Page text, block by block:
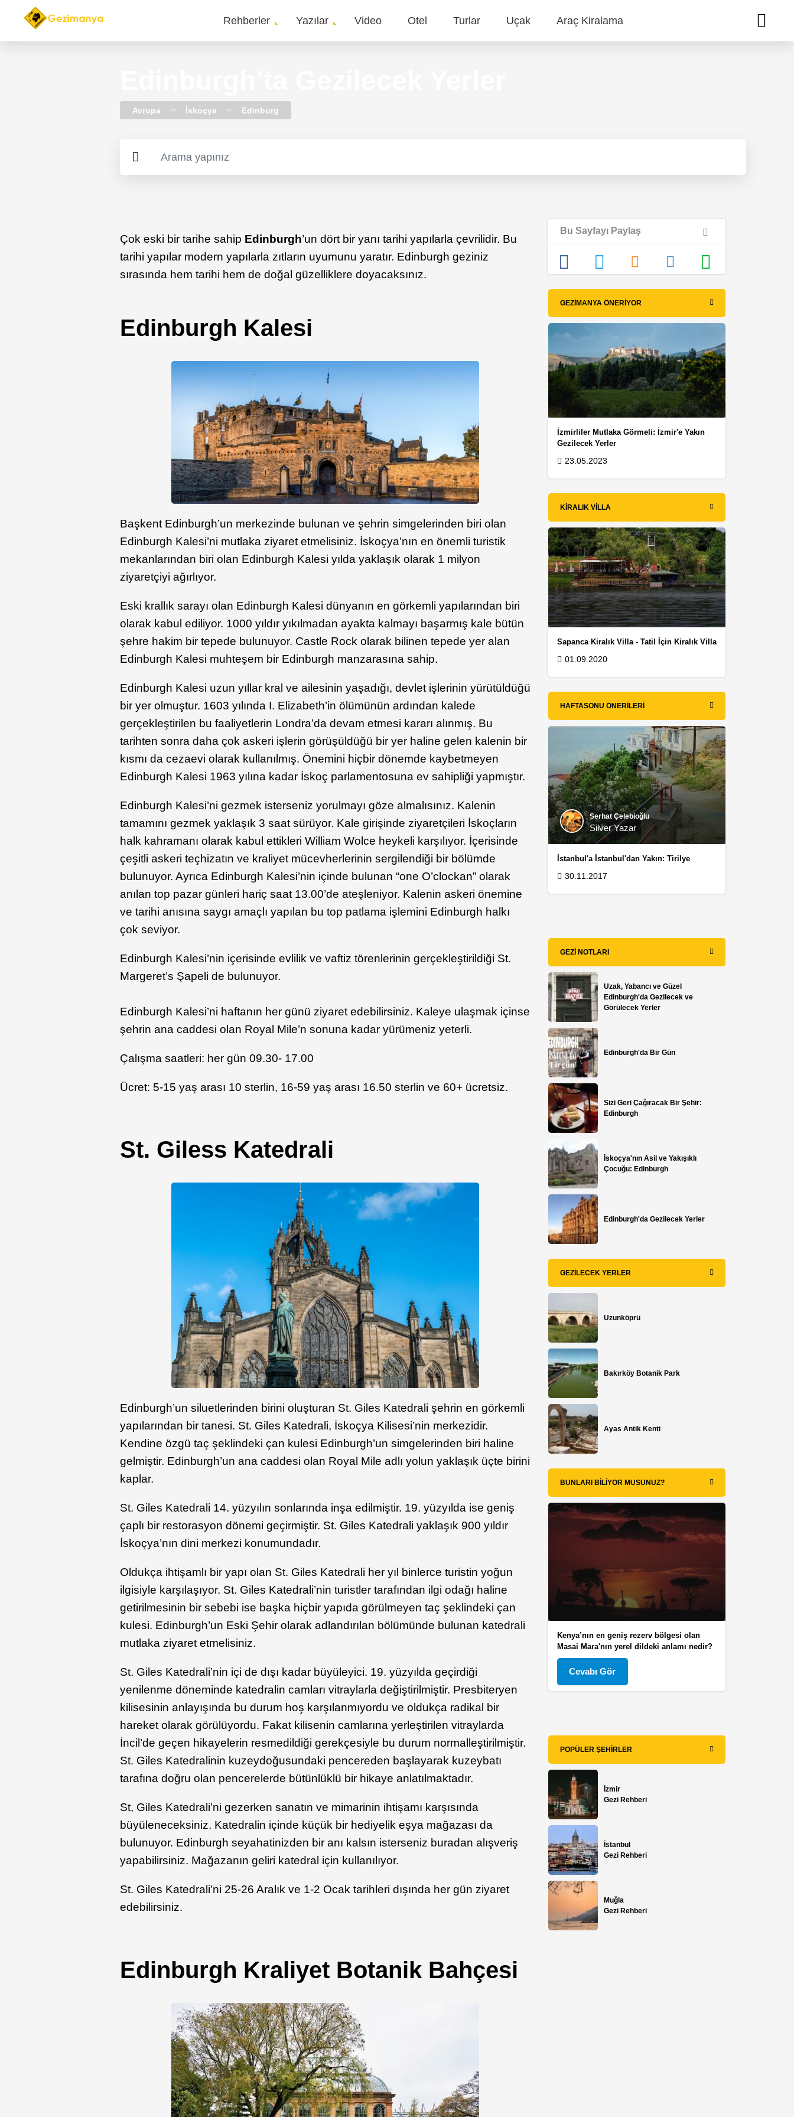
Main
Rehberler Yazılar Video Otel Turlar Uçak Araç Kiralama
Avrupa İskoçya Edinburg
Çok eski bir tarihe sahip Edinburgh’un dört bir yanı tarihi yapılarla çevrilidir. Bu
tarihi yapılar modern yapılarla zıtların uyumunu yaratır. Edinburgh geziniz
sırasında hem tarihi hem de doğal güzelliklere doyacaksınız.
Edinburgh Kalesi
Başkent Edinburgh’un merkezinde bulunan ve şehrin simgelerinden biri olan
Edinburgh Kalesi’ni mutlaka ziyaret etmelisiniz. İskoçya’nın en önemli turistik
mekanlarından biri olan Edinburgh Kalesi yılda yaklaşık olarak 1 milyon
ziyaretçiyi ağırlıyor.
Eski krallık sarayı olan Edinburgh Kalesi dünyanın en görkemli yapılarından biri
olarak kabul ediliyor. 1000 yıldır yıkılmadan ayakta kalmayı başarmış kale bütün
şehre hakim bir tepede bulunuyor. Castle Rock olarak bilinen tepede yer alan
Edinburgh Kalesi muhteşem bir Edinburgh manzarasına sahip.
Edinburgh Kalesi uzun yıllar kral ve ailesinin yaşadığı, devlet işlerinin yürütüldüğü
bir yer olmuştur. 1603 yılında I. Elizabeth’in ölümünün ardından kalede
gerçekleştirilen bu faaliyetlerin Londra’da devam etmesi kararı alınmış. Bu
tarihten sonra daha çok askeri işlerin görüşüldüğü bir yer haline gelen kalenin bir
kısmı da cezaevi olarak kullanılmış. Önemini hiçbir dönemde kaybetmeyen
Edinburgh Kalesi 1963 yılına kadar İskoç parlamentosuna ev sahipliği yapmıştır.
Edinburgh Kalesi’ni gezmek isterseniz yorulmayı göze almalısınız. Kalenin
tamamını gezmek yaklaşık 3 saat sürüyor. Kale girişinde ziyaretçileri İskoçların
halk kahramanı olarak kabul ettikleri William Wolce heykeli karşılıyor. İçerisinde
çeşitli askeri teçhizatın ve kraliyet mücevherlerinin sergilendiği bir bölümde
bulunuyor. Ayrıca Edinburgh Kalesi’nin içinde bulunan “one O’clockan” olarak
anılan top pazar günleri hariç saat 13.00’de ateşleniyor. Kalenin askeri önemine
ve tarihi anısına saygı amaçlı yapılan bu top patlama işlemini Edinburgh halkı
çok seviyor.
Edinburgh Kalesi’nin içerisinde evlilik ve vaftiz törenlerinin gerçekleştirildiği St.
Margeret’s Şapeli de bulunuyor.
Edinburgh Kalesi’ni haftanın her günü ziyaret edebilirsiniz. Kaleye ulaşmak içinse
şehrin ana caddesi olan Royal Mile’n sonuna kadar yürümeniz yeterli.
Çalışma saatleri: her gün 09.30- 17.00
Ücret: 5-15 yaş arası 10 sterlin, 16-59 yaş arası 16.50 sterlin ve 60+ ücretsiz.
St. Giless Katedrali
Edinburgh’un siluetlerinden birini oluşturan St. Giles Katedrali şehrin en görkemli
yapılarından bir tanesi. St. Giles Katedrali, İskoçya Kilisesi’nin merkezidir.
Kendine özgü taç şeklindeki çan kulesi Edinburgh’un simgelerinden biri haline
gelmiştir. Edinburgh’un ana caddesi olan Royal Mile adlı yolun yaklaşık üçte birini
kaplar.
St. Giles Katedrali 14. yüzyılın sonlarında inşa edilmiştir. 19. yüzyılda ise geniş
çaplı bir restorasyon dönemi geçirmiştir. St. Giles Katedrali yaklaşık 900 yıldır
İskoçya’nın dini merkezi konumundadır.
Oldukça ihtişamlı bir yapı olan St. Giles Katedrali her yıl binlerce turistin yoğun
ilgisiyle karşılaşıyor. St. Giles Katedrali’nin turistler tarafından ilgi odağı haline
getirilmesinin bir sebebi ise başka hiçbir yapıda görülmeyen taç şeklindeki çan
kulesi. Edinburgh’un Eski Şehir olarak adlandırılan bölümünde bulunan katedrali
mutlaka ziyaret etmelisiniz.
St. Giles Katedrali’nin içi de dışı kadar büyüleyici. 19. yüzyılda geçirdiği
yenilenme döneminde katedralin camları vitraylarla değiştirilmiştir. Presbiteryen
kilisesinin anlayışında bu durum hoş karşılanmıyordu ve oldukça radikal bir
hareket olarak görülüyordu. Fakat kilisenin camlarına yerleştirilen vitraylarda
İncil’de geçen hikayelerin resmedildiği gerekçesiyle bu durum normalleştirilmiştir.
St. Giles Katedralinin kuzeydoğusundaki pencereden başlayarak kuzeybatı
tarafına doğru olan pencerelerde bütünlüklü bir hikaye anlatılmaktadır.
St, Giles Katedrali’ni gezerken sanatın ve mimarinin ihtişamı karşısında
büyüleneceksiniz. Katedralin içinde küçük bir hediyelik eşya mağazası da
bulunuyor. Edinburgh seyahatinizden bir anı kalsın isterseniz buradan alışveriş
yapabilirsiniz. Mağazanın geliri katedral için kullanılıyor.
St. Giles Katedrali’ni 25-26 Aralık ve 1-2 Ocak tarihleri dışında her gün ziyaret
edebilirsiniz.
Edinburgh Kraliyet Botanik Bahçesi
Bu Sayfayı Paylaş
GEZIMANYA ÖNERIYOR
İzmirliler Mutlaka Görmeli: İzmir'e Yakın
Gezilecek Yerler
23.05.2023
KIRALIK VILLA
Sapanca Kiralık Villa - Tatil İçin Kiralık Villa
01.09.2020
HAFTASONU ÖNERILERI
Serhat Çelebioğlu
Silver Yazar
İstanbul'a İstanbul'dan Yakın: Tirilye
30.11.2017
GEZI NOTLARI
Uzak, Yabancı ve Güzel
Edinburgh'da Gezilecek ve
Görülecek Yerler
Edinburgh'da Bir Gün
​Sizi Geri Çağıracak Bir Şehir:
Edinburgh
İskoçya'nın Asil ve Yakışıklı
Çocuğu: Edinburgh
Edinburgh'da Gezilecek Yerler
GEZILECEK YERLER
Uzunköprü
Bakırköy Botanik Park
Ayas Antik Kenti
BUNLARI BILIYOR MUSUNUZ?
Kenya’nın en geniş rezerv bölgesi olan
Masai Mara'nın yerel dildeki anlamı nedir?
Cevabı Gör
POPÜLER ŞEHIRLER
İzmir
Gezi Rehberi
İstanbul
Gezi Rehberi
Muğla
Gezi Rehberi